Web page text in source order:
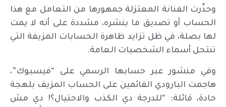
وحذّرت الفنانة المعتزلة جمهورها من التعامل مع هذا
الحساب أو تصديق ما ينشره، مشددة على أنه لا يمت
لها بصلة، في ظل تزايد ظاهرة الحسابات المزيفة التي
تنتحل أسماء الشخصيات العامة.
وفي منشور عبر حسابها الرسمي على “فيسبوك”،
هاجمت البارودي القائمين على الحساب المزيف بلهجة
حادة، قائلة: “للدرجة دي الكذب والاحتيال؟! دي مش